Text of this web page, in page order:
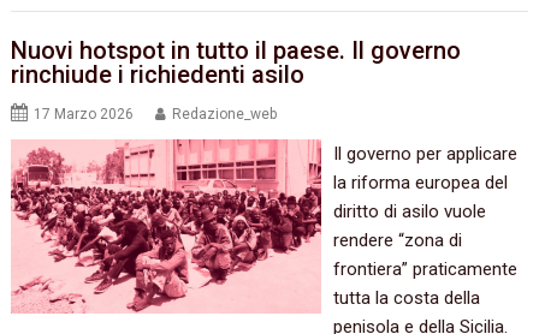
Nuovi hotspot in tutto il paese. Il governo
rinchiude i richiedenti asilo
17 Marzo 2026 Redazione_web
Il governo per applicare
la riforma europea del
diritto di asilo vuole
rendere “zona di
frontiera” praticamente
tutta la costa della
penisola e della Sicilia.